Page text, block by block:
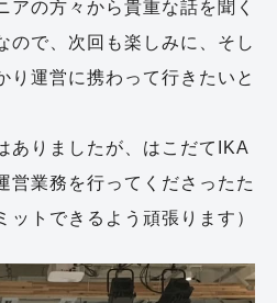
アの方々から貴重な話を聞く
ので、次回も楽しみに、そし
り運営に携わって行きたいと
ありましたが、はこだてIKA
営業務を行ってくださったた
ットできるよう頑張ります）